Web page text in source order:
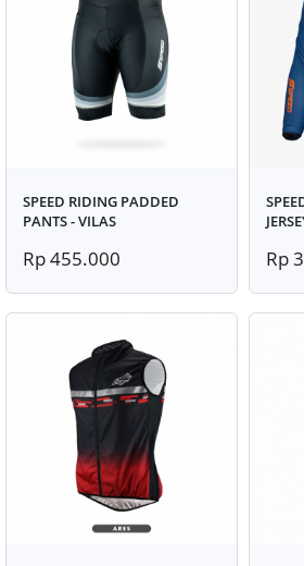
SPEED RIDING PADDED
PANTS - VILAS
Rp 455.000 Rp